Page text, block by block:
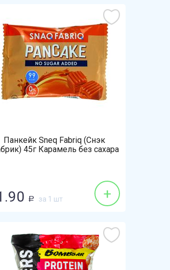
Панкейк Sneq Fabriq (Снэк
45г Карамель без сахара
Р за 1 шт +